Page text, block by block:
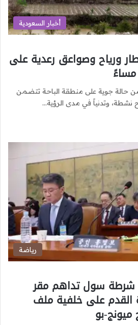
أخبار السعودية
ورياح وصواعق رعدية على
مساءً
من حالة جوية على منطقة الباحة تتضمن
وتدنياً في مدى الرؤية…
رياضة
شرطة سول تداهم مقر
القدم على خلفية ملف
بو